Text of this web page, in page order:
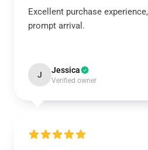
Excellent purchase
prompt arrival.
J Jessica
Verified owner